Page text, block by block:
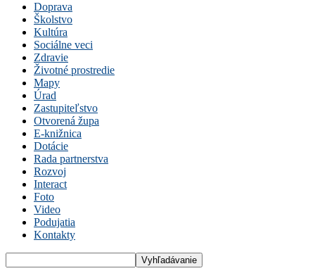
Doprava
Školstvo
Kultúra
Sociálne veci
Zdravie
Životné prostredie
Mapy
Úrad
Zastupiteľstvo
Otvorená župa
E-knižnica
Dotácie
Rada partnerstva
Rozvoj
Interact
Foto
Video
Podujatia
Kontakty